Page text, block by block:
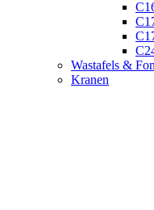
Wastafels &
Kranen